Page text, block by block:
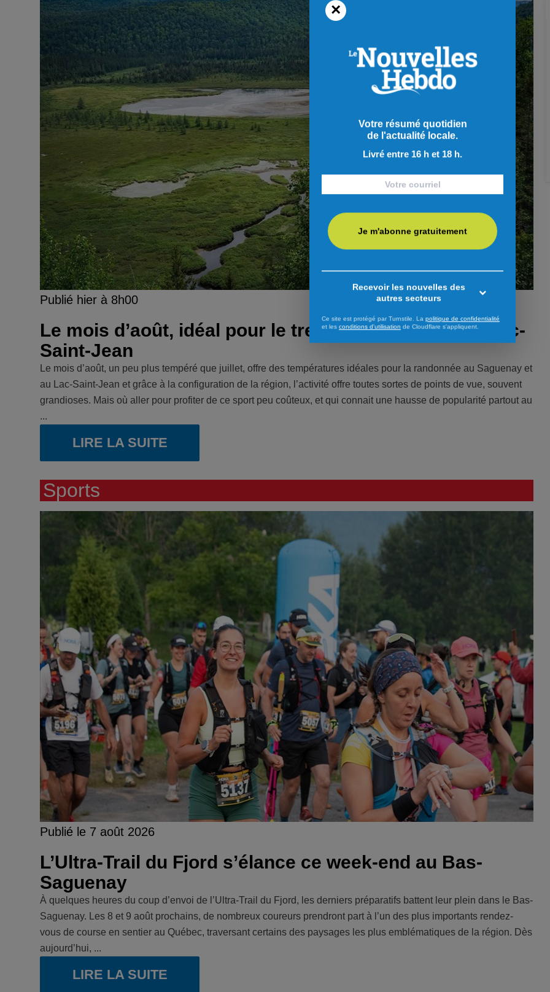
Publié hier à 8h00
Le mois d’août, idéal pour le trekking au Saguenay-Lac-
Saint-Jean
Le mois d’août, un peu plus tempéré que juillet, offre des températures idéales pour la randonnée au Saguenay et
au Lac-Saint-Jean et grâce à la configuration de la région, l’activité offre toutes sortes de points de vue, souvent
grandioses. Mais où aller pour profiter de ce sport peu coûteux, et qui connait une hausse de popularité partout au
...
LIRE LA SUITE
Sports
Publié le 7 août 2026
L’Ultra-Trail du Fjord s’élance ce week-end au Bas-
Saguenay
À quelques heures du coup d’envoi de l’Ultra-Trail du Fjord, les derniers préparatifs battent leur plein dans le Bas-
Saguenay. Les 8 et 9 août prochains, de nombreux coureurs prendront part à l’un des plus importants rendez-
vous de course en sentier au Québec, traversant certains des paysages les plus emblématiques de la région. Dès
aujourd’hui, ...
LIRE LA SUITE
×
Votre résumé quotidien
de l'actualité locale.
Livré entre 16 h et 18 h.
Je m'abonne gratuitement
Recevoir les nouvelles des
autres secteurs
Ce site est protégé par Turnstile. La politique de confidentialité
et les conditions d'utilisation de Cloudflare s'appliquent.